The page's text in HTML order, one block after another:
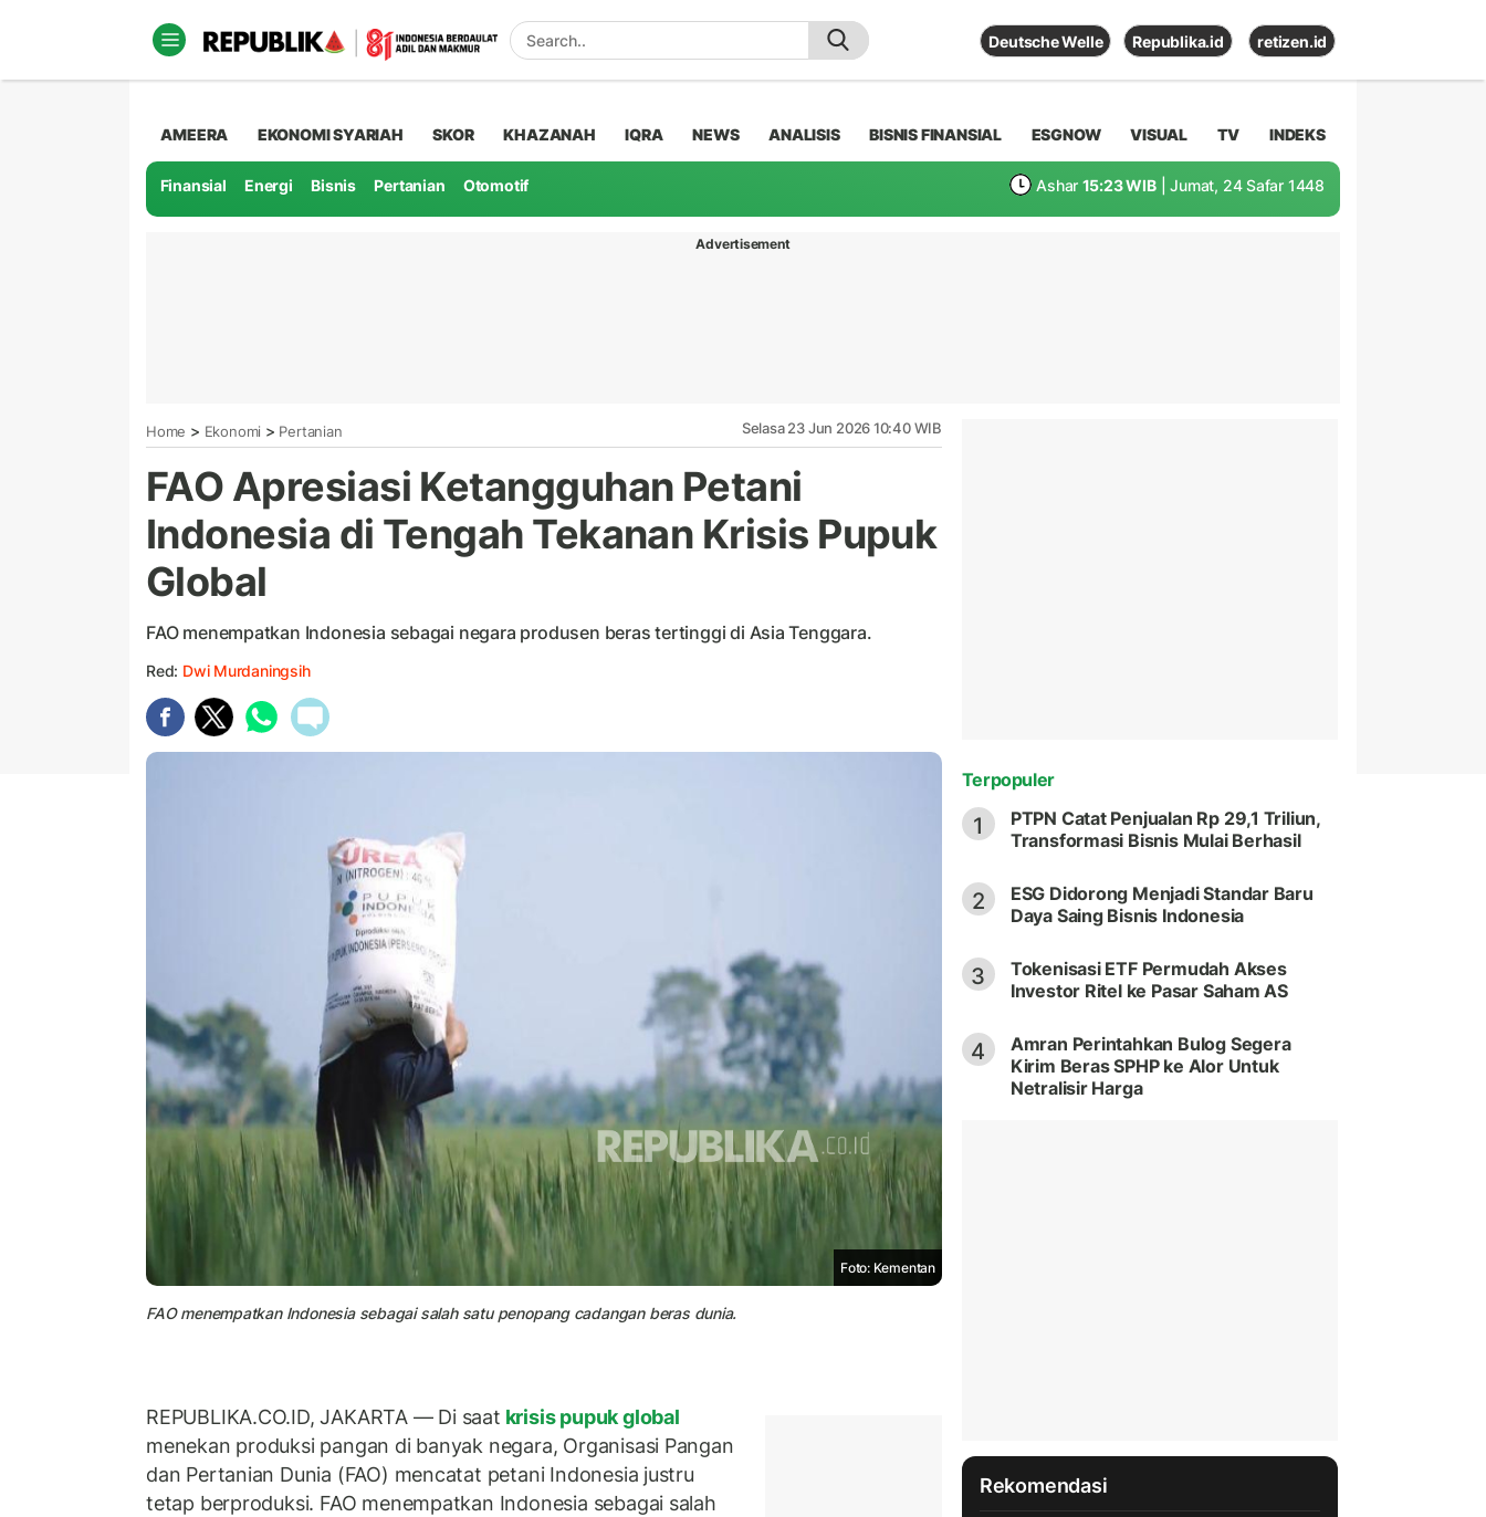
Deutsche Welle Republika.id retizen.id
AMEERA EKONOMI SYARIAH SKOR KHAZANAH IQRA NEWS ANALISIS BISNIS FINANSIAL ESGNOW VISUAL TV INDEKS
Finansial Energi Bisnis Pertanian Otomotif Ashar 15:23 WIB | Jumat, 24 Safar 1448
Advertisement
Home > Ekonomi > Pertanian Selasa 23 Jun 2026 10:40 WIB
FAO Apresiasi Ketangguhan Petani
Indonesia di Tengah Tekanan Krisis Pupuk
Global
FAO menempatkan Indonesia sebagai negara produsen beras tertinggi di Asia Tenggara.
Red: Dwi Murdaningsih
Foto: Kementan
FAO menempatkan Indonesia sebagai salah satu penopang cadangan beras dunia.
REPUBLIKA.CO.ID, JAKARTA — Di saat krisis pupuk global
menekan produksi pangan di banyak negara, Organisasi Pangan
dan Pertanian Dunia (FAO) mencatat petani Indonesia justru
tetap berproduksi. FAO menempatkan Indonesia sebagai salah
Terpopuler
1
PTPN Catat Penjualan Rp 29,1 Triliun,
Transformasi Bisnis Mulai Berhasil
2
ESG Didorong Menjadi Standar Baru
Daya Saing Bisnis Indonesia
3
Tokenisasi ETF Permudah Akses
Investor Ritel ke Pasar Saham AS
4
Amran Perintahkan Bulog Segera
Kirim Beras SPHP ke Alor Untuk
Netralisir Harga
Rekomendasi